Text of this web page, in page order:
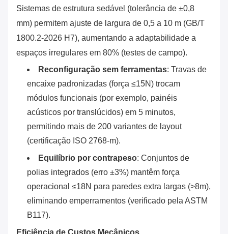
Sistemas de estrutura sedável (tolerância de ±0,8
mm) permitem ajuste de largura de 0,5 a 10 m (GB/T
1800.2-2026 H7), aumentando a adaptabilidade a
espaços irregulares em 80% (testes de campo).
Reconfiguração sem ferramentas‌: Travas de
encaixe padronizadas (força ≤15N) trocam
módulos funcionais (por exemplo, painéis
acústicos por translúcidos) em 5 minutos,
permitindo mais de 200 variantes de layout
(certificação ISO 2768-m).
Equilíbrio por contrapeso‌: Conjuntos de
polias integrados (erro ±3%) mantêm força
operacional ≤18N para paredes extra largas (>8m),
eliminando emperramentos (verificado pela ASTM
B117).
Eficiência de Custos Mecânicos